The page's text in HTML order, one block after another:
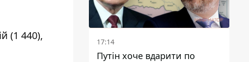
(1 440),
17:14
Путін хоче вдарити по